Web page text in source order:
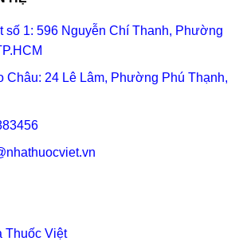
số 1: 596 Nguyễn Chí Thanh, Phường
Châu: 24 Lê Lâm, Phường Phú Thạnh,
Thuốc Việt